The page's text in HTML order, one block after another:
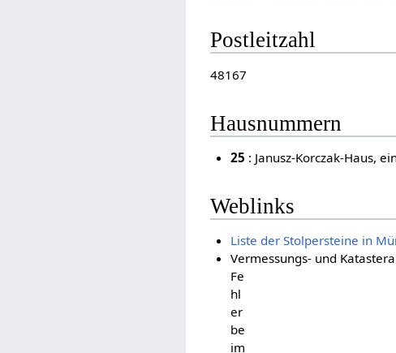
Postleitzahl
48167
Hausnummern
25 : Janusz-Korczak-Haus,
Weblinks
Liste der Stolpersteine in
Vermessungs- und
Fe
hl
er
be
im